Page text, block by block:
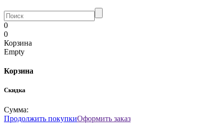
0
0
Корзина
Empty
Корзина
Скидка
Сумма:
Продолжить покупкиОформить заказ